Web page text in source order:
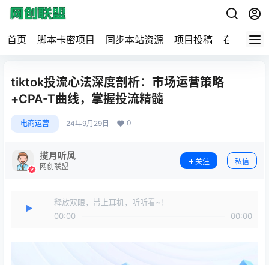
首页 脚本卡密项目 同步本站资源 项目投稿 在线工具
tiktok投流心法深度剖析：市场运营策略
+CPA-T曲线，掌握投流精髓
电商运营 24年9月29日 0
揽月听风
网创联盟
关注 私信
释放双眼，带上耳机，听听看~！
00:00
00:00